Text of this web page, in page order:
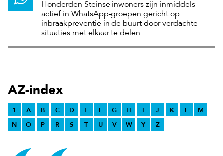
Honderden Steinse inwoners zijn inmiddels
actief in WhatsApp-groepen gericht op
inbraakpreventie in de buurt door verdachte
situaties met elkaar te delen.
AZ-index
1 A B C D E F G H I J K L
M
N
O P R S T U V W Y Z